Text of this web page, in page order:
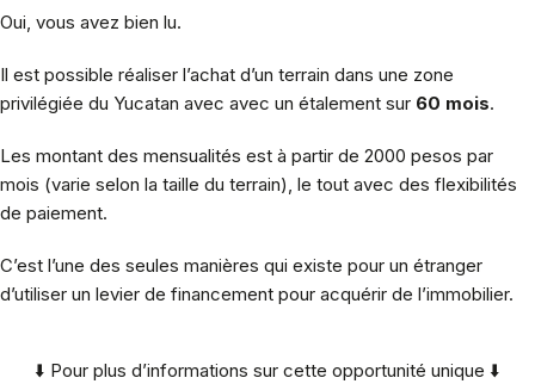
Oui, vous avez bien lu.
Il est possible réaliser l’achat d’un terrain dans une zone
privilégiée du Yucatan avec avec un étalement sur 60 mois.
Les montant des mensualités est à partir de 2000 pesos par
mois (varie selon la taille du terrain), le tout avec des flexibilités
de paiement.
C’est l’une des seules manières qui existe pour un étranger
d’utiliser un levier de financement pour acquérir de l’immobilier.
⬇️ Pour plus d’informations sur cette opportunité unique ⬇️